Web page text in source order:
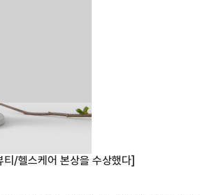
티/헬스케어 본상을 수상했다]